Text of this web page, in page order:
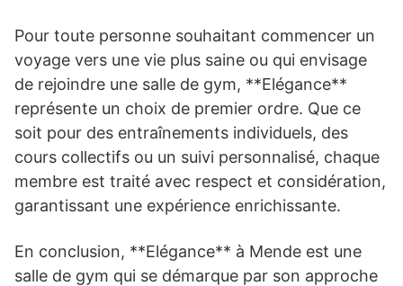
Pour toute personne souhaitant commencer un
voyage vers une vie plus saine ou qui envisage
de rejoindre une salle de gym, **Elégance**
représente un choix de premier ordre. Que ce
soit pour des entraînements individuels, des
cours collectifs ou un suivi personnalisé, chaque
membre est traité avec respect et considération,
garantissant une expérience enrichissante.
En conclusion, **Elégance** à Mende est une
salle de gym qui se démarque par son approche